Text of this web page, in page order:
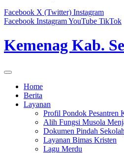
Facebook X (Twitter) Instagram
Facebook InstagramYouTube TikTok
Kemenag Kab.
Home
Berita
Layanan
Profil Pondok Pesantren
Alih Fungsi Musola
Dokumen Pindah Sekolah
Layanan Bimas Kristen
Lagu Merdu